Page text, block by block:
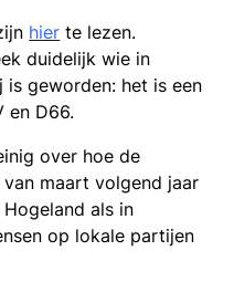
hier te lezen.
duidelijk wie in
geworden: het is een
en D66.
over hoe de
maart volgend jaar
als in
op lokale partijen